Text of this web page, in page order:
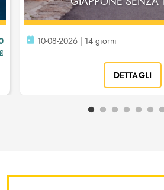
10-08-2026 | 14 giorni
DETTAGLI